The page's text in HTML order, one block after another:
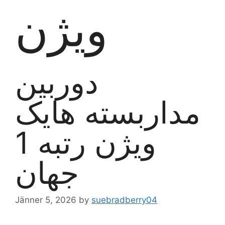
ویژن
دوربین
مداربسته هایک
ویژن رتبه 1
جهان
Jänner 5, 2026 by suebradberry04